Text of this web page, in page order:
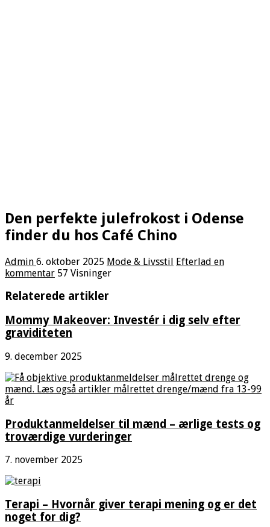
Den perfekte julefrokost i Odense
finder du hos Café Chino
Admin 6. oktober 2025 Mode & Livsstil Efterlad en
kommentar 57 Visninger
Relaterede artikler
Mommy Makeover: Investér i dig selv efter
graviditeten
9. december 2025
Produktanmeldelser til mænd – ærlige tests og
troværdige vurderinger
7. november 2025
Terapi – Hvornår giver terapi mening og er det
noget for dig?